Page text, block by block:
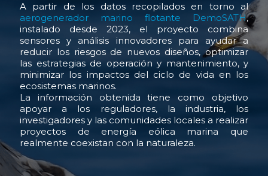
A partir de los datos recopilados en torno al
aerogenerador marino flotante DemoSATH,
instalado desde 2023, el proyecto combina
sensores y análisis innovadores para ayudar a
reducir los riesgos de nuevos diseños, optimizar
las estrategias de operación y mantenimiento, y
minimizar los impactos del ciclo de vida en los
ecosistemas marinos.
La información obtenida tiene como objetivo
apoyar a los reguladores, la industria, los
investigadores y las comunidades locales a realizar
proyectos de energía eólica marina que
realmente coexistan con la naturaleza.